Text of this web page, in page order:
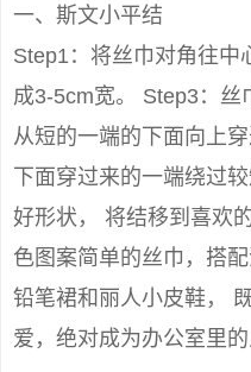
一、斯文小平结
Step1：将丝巾对角往中
成3-5cm宽。 Step3：
从短的一端的下面向上
下面穿过来的一端绕过
好形状， 将结移到喜欢
色图案简单的丝巾，搭
铅笔裙和丽人小皮鞋，
爱，绝对成为办公室里的